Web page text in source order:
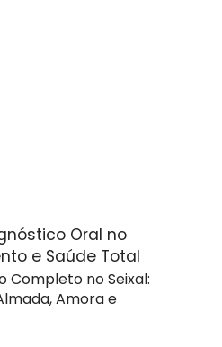
Oral no
e Saúde Total
Completo no Seixal:
Amora e